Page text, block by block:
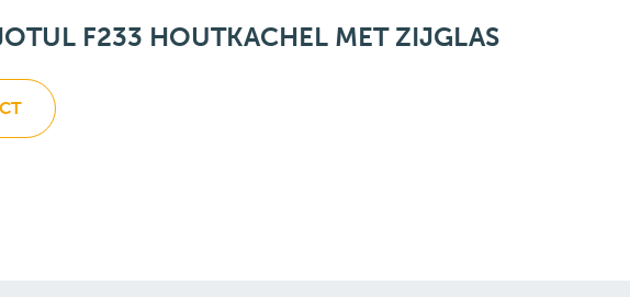
F233 HOUTKACHEL MET ZIJGLAS